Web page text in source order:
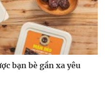
bạn bè gần xa yêu